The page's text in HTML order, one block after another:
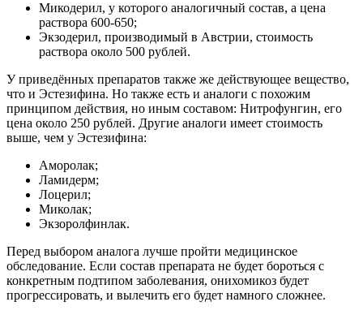
Микодерил, у которого аналогичный состав, а цена
раствора 600-650;
Экзодерил, производимый в Австрии, стоимость
раствора около 500 рублей.
У приведённых препаратов также же действующее вещество,
что и Эстезифина. Но также есть и аналоги с похожим
принципом действия, но иным составом: Нитрофунгин, его
цена около 250 рублей. Другие аналоги имеет стоимость
выше, чем у Эстезифина:
Аморолак;
Ламидерм;
Лоцерил;
Миколак;
Экзоролфинлак.
Перед выбором аналога лучше пройти медицинское
обследование. Если состав препарата не будет бороться с
конкретным подтипом заболевания, онихомикоз будет
прогрессировать, и вылечить его будет намного сложнее.